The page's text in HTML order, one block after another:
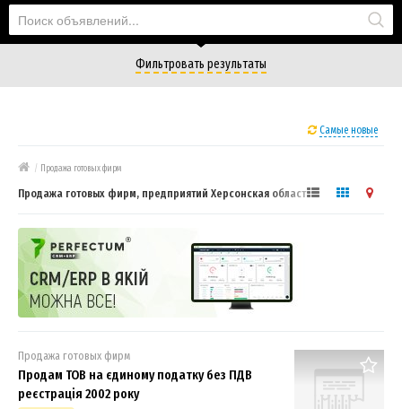
Фильтровать результаты
Самые новые
/ Продажа готовых фирм
Продажа готовых фирм, предприятий Херсонская область, ООО, НДС
Продажа готовых фирм
Продам ТОВ на єдиному податку без ПДВ
реєстрація 2002 року